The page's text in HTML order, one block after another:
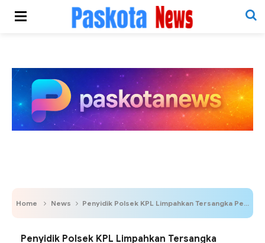
Home News Penyidik Polsek KPL Limpahkan Tersangka Pemilik Ganja yang Tertangkap di Pelabuhan ke Kejaksaan
Penyidik Polsek KPL Limpahkan Tersangka